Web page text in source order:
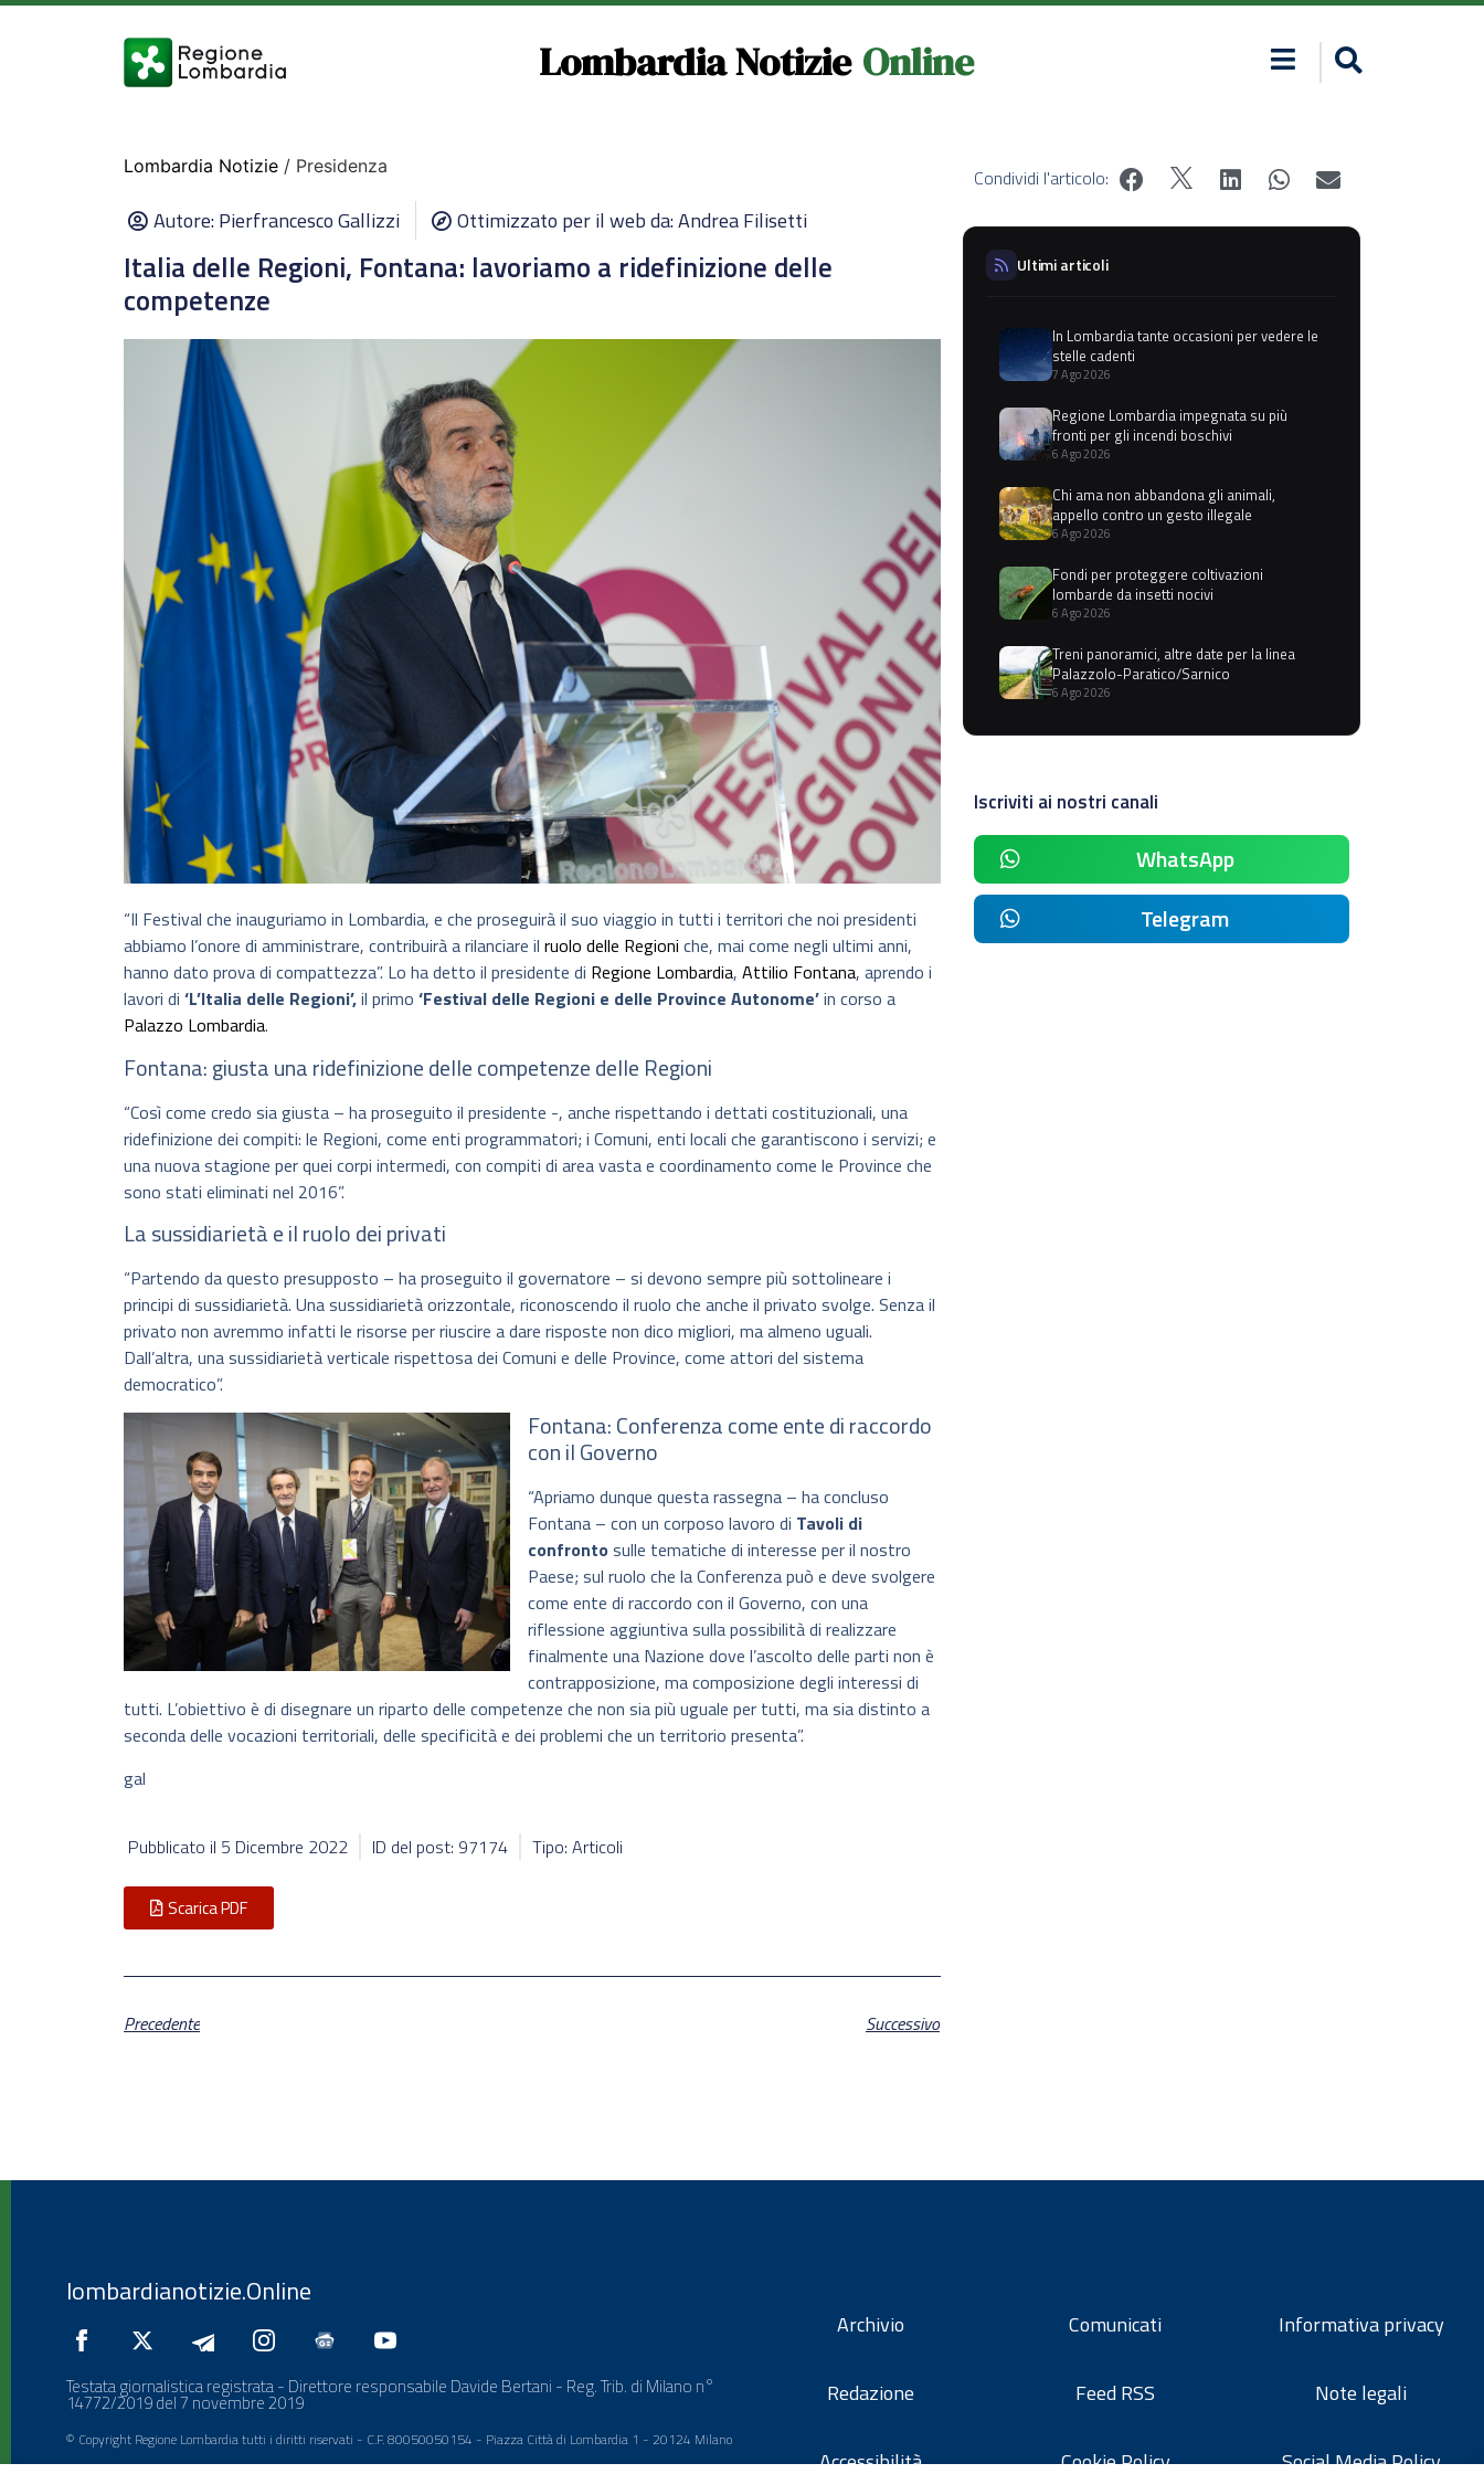
Lombardia Notizie Online
Lombardia Notizie / Presidenza
Autore:Pierfrancesco Gallizzi Ottimizzato per il web da: Andrea Filisetti
Italia delle Regioni, Fontana: lavoriamo a ridefinizione delle
competenze
“Il Festival che inauguriamo in Lombardia, e che proseguirà il suo viaggio in tutti i territori che noi presidenti
abbiamo l’onore di amministrare, contribuirà a rilanciare il ruolo delle Regioni che, mai come negli ultimi anni,
hanno dato prova di compattezza”. Lo ha detto il presidente di Regione Lombardia, Attilio Fontana, aprendo i
lavori di ‘L’Italia delle Regioni’,il primo ‘Festival delle Regioni e delle Province Autonome’in corso a
Palazzo Lombardia.
Fontana: giusta una ridefinizione delle competenze delle Regioni
“Così come credo sia giusta – ha proseguito il presidente -, anche rispettando i dettati costituzionali, una
ridefinizione dei compiti: le Regioni, come enti programmatori; i Comuni, enti locali che garantiscono i servizi; e
una nuova stagione per quei corpi intermedi, con compiti di area vasta e coordinamento come le Province che
sono stati eliminati nel 2016”.
La sussidiarietà e il ruolo dei privati
“Partendo da questo presupposto – ha proseguito il governatore – si devono sempre più sottolineare i
principi di sussidiarietà. Una sussidiarietà orizzontale, riconoscendo il ruolo che anche il privato svolge. Senza il
privato non avremmo infatti le risorse per riuscire a dare risposte non dico migliori, ma almeno uguali.
Dall’altra, una sussidiarietà verticale rispettosa dei Comuni e delle Province, come attori del sistema
democratico”.
Fontana: Conferenza come ente di raccordo
con il Governo
“Apriamo dunque questa rassegna – ha concluso
Fontana – con un corposo lavoro di Tavoli di
confronto sulle tematiche di interesse per il nostro
Paese; sul ruolo che la Conferenza può e deve svolgere
come ente di raccordo con il Governo, con una
riflessione aggiuntiva sulla possibilità di realizzare
finalmente una Nazione dove l’ascolto delle parti non è
contrapposizione, ma composizione degli interessi di
tutti. L’obiettivo è di disegnare un riparto delle competenze che non sia più uguale per tutti, ma sia distinto a
seconda delle vocazioni territoriali, delle specificità e dei problemi che un territorio presenta”.
gal
Pubblicato il 5 Dicembre 2022 ID del post: 97174 Tipo: Articoli
Scarica PDF
Precedente Successivo
Condividi l'articolo:
Ultimi articoli
In Lombardia tante occasioni per vedere le
stelle cadenti
7 Ago 2026
Regione Lombardia impegnata su più
fronti per gli incendi boschivi
6 Ago 2026
Chi ama non abbandona gli animali,
appello contro un gesto illegale
6 Ago 2026
Fondi per proteggere coltivazioni
lombarde da insetti nocivi
6 Ago 2026
Treni panoramici, altre date per la linea
Palazzolo-Paratico/Sarnico
6 Ago 2026
Iscriviti ai nostri canali
WhatsApp
Telegram
lombardianotizie.Online
Testata giornalistica registrata - Direttore responsabile Davide Bertani - Reg. Trib. di Milano n°
14772/2019 del 7 novembre 2019
© Copyright Regione Lombardia tutti i diritti riservati - C.F. 80050050154 - Piazza Città di Lombardia 1 - 20124 Milano
Archivio
Redazione
Accessibilità
Comunicati
Feed RSS
Cookie Policy
Informativa privacy
Note legali
Social Media Policy